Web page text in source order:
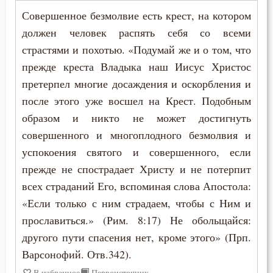
Совершенное безмолвие есть крест, на котором
должен человек распять себя со всеми
страстями и похотью. «Подумай же и о том, что
прежде креста Владыка наш Иисус Христос
претерпел многие досаждения и оскорбления и
после этого уже восшел на Крест. Подобным
образом и никто не может достигнуть
совершенного и многоплодного безмолвия и
успокоения святого и совершенного, если
прежде не спострадает Христу и не потерпит
всех страданий Его, вспоминая слова Апостола:
«Если только с ним страдаем, чтобы с Ним и
прославиться.» (Рим. 8:17) Не обольщайся:
другого пути спасения нет, кроме этого» (Прп.
Варсонофий. Отв.342).